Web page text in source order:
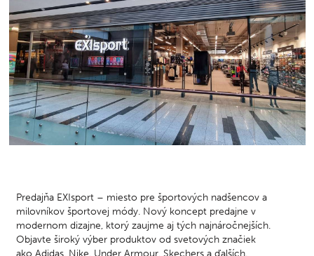
Predajňa EXIsport – miesto pre športových nadšencov a
milovníkov športovej módy. Nový koncept predajne v
modernom dizajne, ktorý zaujme aj tých najnáročnejších.
Objavte široký výber produktov od svetových značiek
ako Adidas, Nike, Under Armour, Skechers a ďalších.